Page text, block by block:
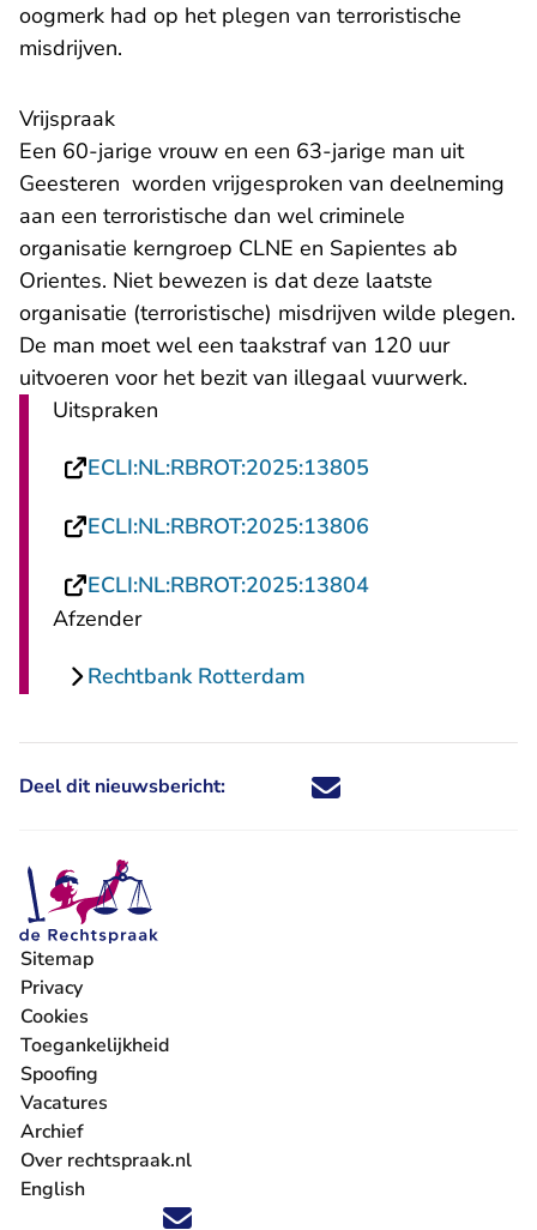
oogmerk had op het plegen van terroristische
misdrijven.
Vrijspraak
Een 60-jarige vrouw en een 63-jarige man uit
Geesteren worden vrijgesproken van deelneming
aan een terroristische dan wel criminele
organisatie kerngroep CLNE en Sapientes ab
Orientes. Niet bewezen is dat deze laatste
organisatie (terroristische) misdrijven wilde plegen.
De man moet wel een taakstraf van 120 uur
uitvoeren voor het bezit van illegaal vuurwerk.
Uitspraken
ECLI:NL:RBROT:2025:13805
ECLI:NL:RBROT:2025:13806
ECLI:NL:RBROT:2025:13804- U verlaat
Afzender
Rechtbank Rotterdam
Deel dit nieuwsbericht: Deel dit nieuwsbericht via X -
Deel dit nieuwsbericht via
Deel dit nieuwsbericht
Deel dit
Volg ons op X (Twitter) - U verlaat Rechtspraak.nl
Volg ons op Facebook - U verlaat Rechtspraak.nl
Volg ons op Instagram - U verlaat Rechtspraak.nl
Volg ons op Youtube - U verlaat Rechtspraak.nl
Volg ons op LinkedIn - U verlaat
'Blijf op de hoogte' nieuwsbrief - U verlaat
Sitemap
Privacy
Cookies
Toegankelijkheid
Spoofing
Vacatures
- U verlaat Rechtspraak.nl
Archief
Over rechtspraak.nl
English